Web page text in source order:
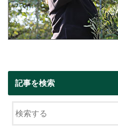
記事を検索